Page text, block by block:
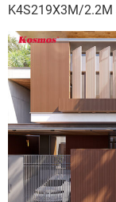
K4S219X3M/